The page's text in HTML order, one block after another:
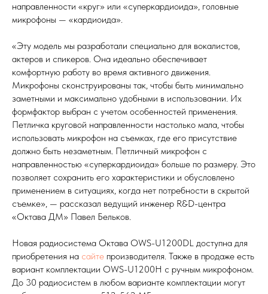
направленности «круг» или «суперкардиоида», головные
микрофоны — «кардиоида».
«Эту модель мы разработали специально для вокалистов,
актеров и спикеров. Она идеально обеспечивает
комфортную работу во время активного движения.
Микрофоны сконструированы так, чтобы быть минимально
заметными и максимально удобными в использовании. Их
формфактор выбран с учетом особенностей применения.
Петличка круговой направленности настолько мала, чтобы
использовать микрофон на съемках, где его присутствие
должно быть незаметным. Петличный микрофон с
направленностью «суперкардиоида» больше по размеру. Это
позволяет сохранить его характеристики и обусловлено
применением в ситуациях, когда нет потребности в скрытой
съемке», — рассказал ведущий инженер R&D-центра
«Октава ДМ» Павел Бельков.
Новая радиосистема Октава OWS-U1200DL доступна для
приобретения на сайте производителя. Также в продаже есть
вариант комплектации OWS-U1200H с ручным микрофоном.
До 30 радиосистем в любом варианте комплектации могут